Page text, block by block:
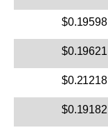
$0.19598
$0.19621
$0.21218
$0.19182